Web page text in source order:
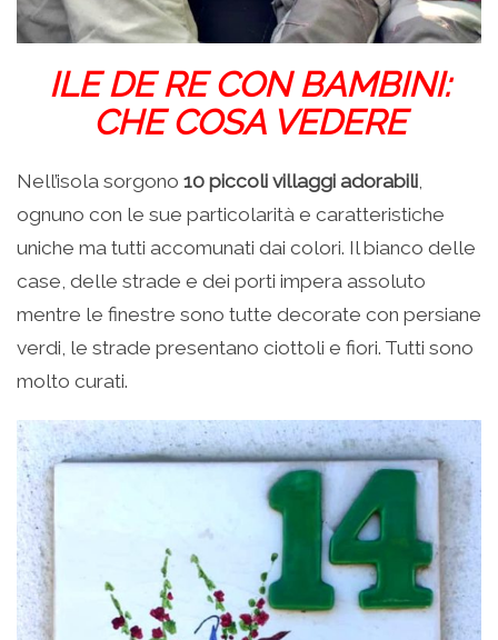
ILE DE RE CON BAMBINI:
CHE COSA VEDERE
Nell’isola sorgono 10 piccoli villaggi adorabili
ognuno con le sue particolarità e caratteristiche
uniche ma tutti accomunati dai colori. Il bianco delle
case, delle strade e dei porti impera assoluto
mentre le finestre sono tutte decorate con persiane
verdi, le strade presentano ciottoli e fiori. Tutti sono
molto curati.